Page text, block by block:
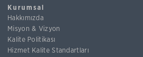
Kurumsal
Hakkımızda
Misyon & Vizyon
Kalite Politikası
Hizmet Kalite Standartları